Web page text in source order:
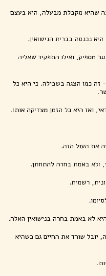
שהיא מקבלת מבעלה, היא בעצם
נכנסה בברית הנישואין.
מספיק, ואילו התפקיד שאליה
כמו הצגה בשבילה. כי היא כל
ואז היא כל הזמן מצדיקה אותו.
את העול הזה.
ולא באמת בחרה להתחתן.
רשמית.
לא באמת בחרה בנישואין האלה.
יובל שורד את החיים גם כשהיא